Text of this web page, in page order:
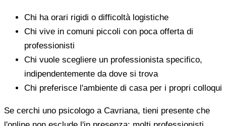
Chi ha orari rigidi o difficoltà logistiche
Chi vive in comuni piccoli con poca offerta di
professionisti
Chi vuole scegliere un professionista specifico,
indipendentemente da dove si trova
Chi preferisce l'ambiente di casa per i propri colloqui
Se cerchi uno psicologo a Cavriana, tieni presente che